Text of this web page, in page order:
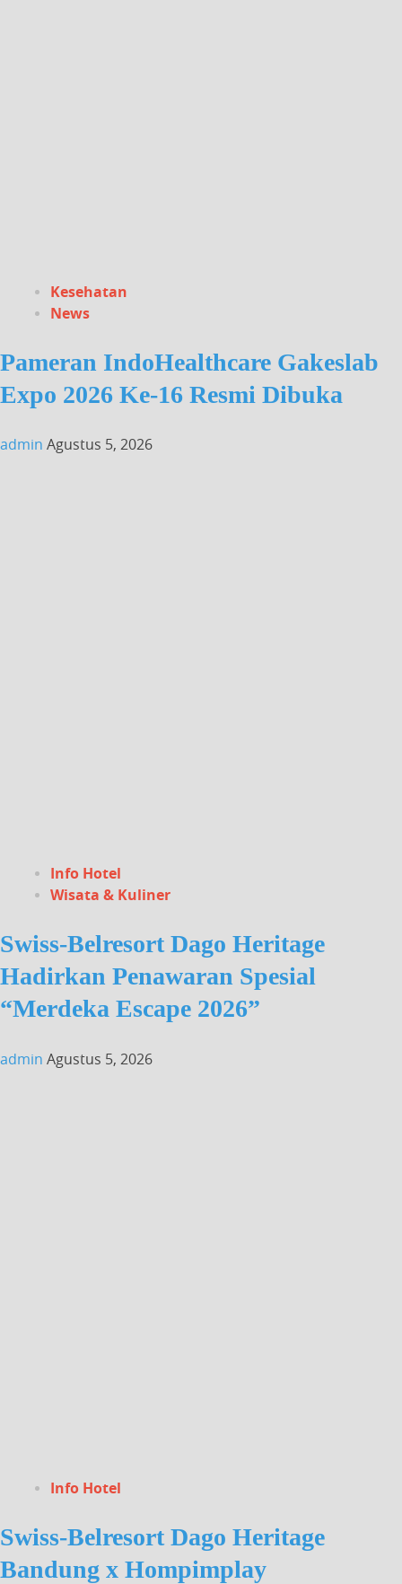
Kesehatan
News
Pameran IndoHealthcare Gakeslab
Expo 2026 Ke-16 Resmi Dibuka
admin Agustus 5, 2026
Info Hotel
Wisata & Kuliner
Swiss-Belresort Dago Heritage
Hadirkan Penawaran Spesial
“Merdeka Escape 2026”
admin Agustus 5, 2026
Info Hotel
Swiss-Belresort Dago Heritage
Bandung x Hompimplay